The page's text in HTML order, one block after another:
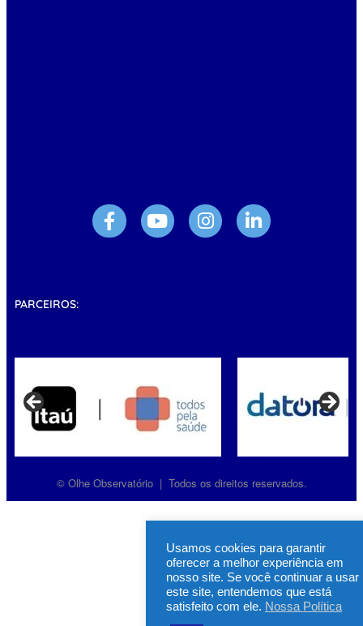
PARCEIROS:
© Olhe Observatório | Todos os direitos reservados.
Usamos cookies para garantir
oferecer a melhor experiência em
nosso site. Se você continuar a usar
este site, entendemos que está
satisfeito com ele. Nossa Política